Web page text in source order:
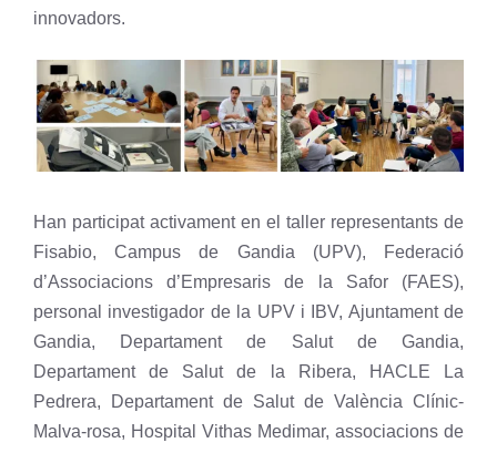
innovadors.
Han participat activament en el taller representants de
Fisabio, Campus de Gandia (UPV), Federació
d’Associacions d’Empresaris de la Safor (FAES),
personal investigador de la UPV i IBV, Ajuntament de
Gandia, Departament de Salut de Gandia,
Departament de Salut de la Ribera, HACLE La
Pedrera, Departament de Salut de València Clínic-
Malva-rosa, Hospital Vithas Medimar, associacions de